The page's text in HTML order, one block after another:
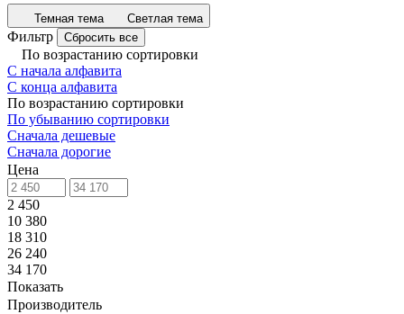
Темная тема Светлая тема
Фильтр Сбросить все
По возрастанию сортировки
С начала алфавита
С конца алфавита
По возрастанию сортировки
По убыванию сортировки
Сначала дешевые
Сначала дорогие
Цена
2 450
10 380
18 310
26 240
34 170
Показать
Производитель